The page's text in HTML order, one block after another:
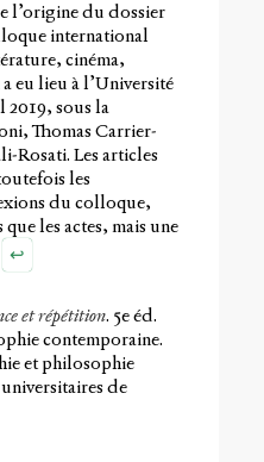
l’origine du dossier
international
cinéma,
eu lieu à l’Université
2019, sous la
Thomas Carrier-
Rosati. Les articles
les
du colloque,
les actes, mais une
↩
et répétition. 5eéd.
contemporaine.
et philosophie
universitaires de